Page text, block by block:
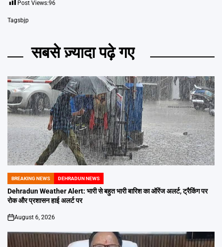
Post Views:96
Tagsbjp
सबसे ज़्यादा पढ़े गए
POSTED
IN
BREAKING NEWS DEHRADUN NEWS
Dehradun Weather Alert: भारी से बहुत भारी बारिश का ऑरेंज अलर्ट, ट्रैकिंग पर
रोक और प्रशासन हाई अलर्ट पर
on
August 6, 2026